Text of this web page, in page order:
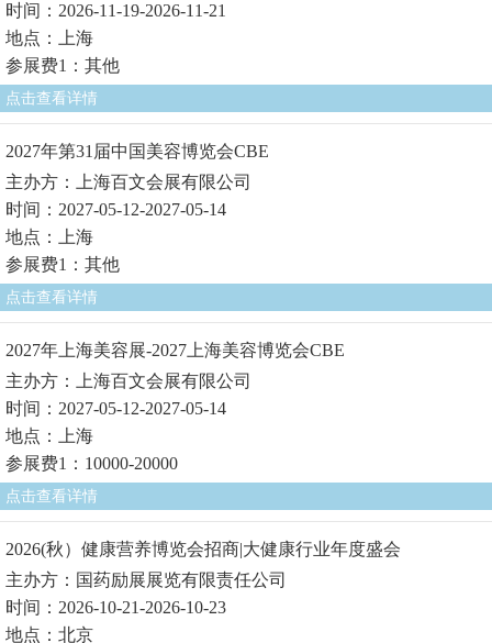
时间：2026-11-19-2026-11-21
地点：上海
参展费1：其他
点击查看详情
2027年第31届中国美容博览会CBE
主办方：上海百文会展有限公司
时间：2027-05-12-2027-05-14
地点：上海
参展费1：其他
点击查看详情
2027年上海美容展-2027上海美容博览会CBE
主办方：上海百文会展有限公司
时间：2027-05-12-2027-05-14
地点：上海
参展费1：10000-20000
点击查看详情
2026(秋）健康营养博览会招商|大健康行业年度盛会
主办方：国药励展展览有限责任公司
时间：2026-10-21-2026-10-23
地点：北京